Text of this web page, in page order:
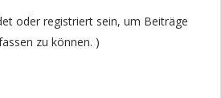
oder registriert sein, um Beiträge
zu können. )